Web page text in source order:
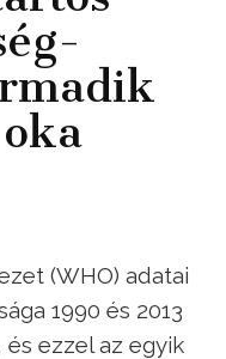
(WHO) adatai
1990 és 2013
ezzel az egyik